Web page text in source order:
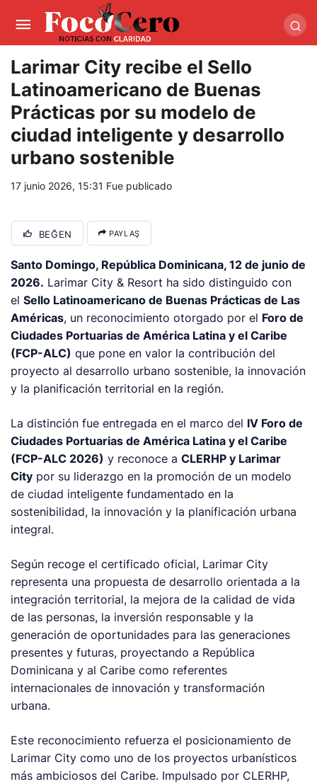
trwin giriş
masterbetting-palacebet1.com-
tlcasino giriş-betandyou-vbett34.com betovis34.net-
skyloftsbet
Larimar City recibe el Sello
Latinoamericano de Buenas
Prácticas por su modelo de
ciudad inteligente y desarrollo
urbano sostenible
17 junio 2026, 15:31 Fue publicado
BEĞEN PAYLAŞ
Santo Domingo, República Dominicana, 12 de junio de
2026. Larimar City & Resort ha sido distinguido con
elSello Latinoamericano de Buenas Prácticas de Las
Américas, un reconocimiento otorgado por el Foro de
Ciudades Portuarias de América Latina y el Caribe
(FCP-ALC) que pone en valor la contribución del
proyecto al desarrollo urbano sostenible, la innovación
y la planificación territorial en la región.
La distinción fue entregada en el marco del IV Foro de
Ciudades Portuarias de América Latina y el Caribe
(FCP-ALC 2026) y reconoce aCLERHP y Larimar
City por su liderazgo en la promoción de un modelo
de ciudad inteligente fundamentado en la
sostenibilidad, la innovación y la planificación urbana
integral.
Según recoge el certificado oficial, Larimar City
representa una propuesta de desarrollo orientada a la
integración territorial, la mejora de la calidad de vida
de las personas, la inversión responsable y la
generación de oportunidades para las generaciones
presentes y futuras, proyectando a República
Dominicana y al Caribe como referentes
internacionales de innovación y transformación
urbana.
Este reconocimiento refuerza el posicionamiento de
Larimar City como uno de los proyectos urbanísticos
más ambiciosos del Caribe. Impulsado por CLERHP,